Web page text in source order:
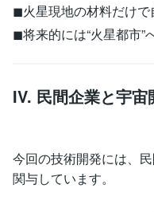
◼︎火星現地の材料だけ
◼︎将来的には“火星都市”
IV. 民間企業と宇宙
今回の技術開発には、
関与しています。